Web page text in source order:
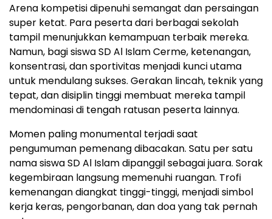
Arena kompetisi dipenuhi semangat dan persaingan
super ketat. Para peserta dari berbagai sekolah
tampil menunjukkan kemampuan terbaik mereka.
Namun, bagi siswa SD Al Islam Cerme, ketenangan,
konsentrasi, dan sportivitas menjadi kunci utama
untuk mendulang sukses. Gerakan lincah, teknik yang
tepat, dan disiplin tinggi membuat mereka tampil
mendominasi di tengah ratusan peserta lainnya.
Momen paling monumental terjadi saat
pengumuman pemenang dibacakan. Satu per satu
nama siswa SD Al Islam dipanggil sebagai juara. Sorak
kegembiraan langsung memenuhi ruangan. Trofi
kemenangan diangkat tinggi-tinggi, menjadi simbol
kerja keras, pengorbanan, dan doa yang tak pernah